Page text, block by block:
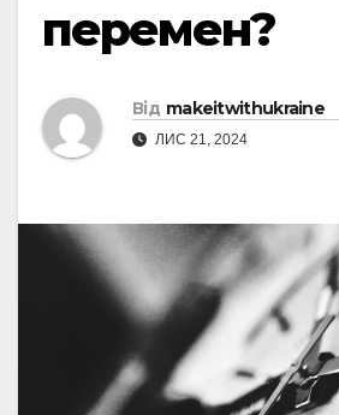
перемен?
Від makeitwithukraine
ЛИС 21, 2024